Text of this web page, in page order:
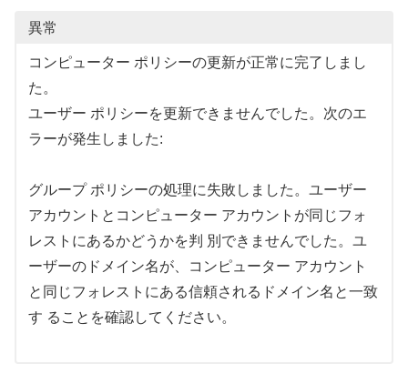
異常
コンピューター ポリシーの更新が正常に完了しまし
た。
ユーザー ポリシーを更新できませんでした。次のエ
ラーが発生しました:
グループ ポリシーの処理に失敗しました。ユーザー
アカウントとコンピューター アカウントが同じフォ
レストにあるかどうかを判 別できませんでした。ユ
ーザーのドメイン名が、コンピューター アカウント
と同じフォレストにある信頼されるドメイン名と一致
す ることを確認してください。